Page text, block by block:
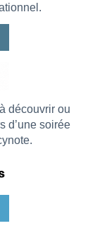
découvrir ou
d’une soirée